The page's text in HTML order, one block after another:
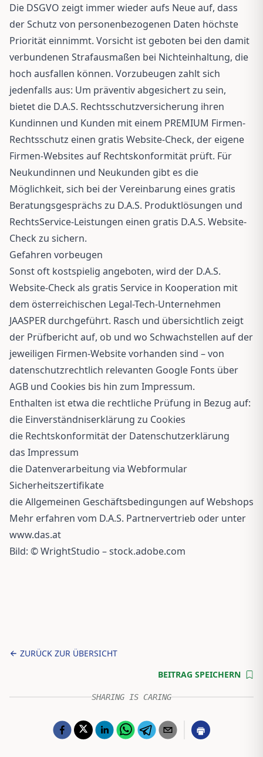
Die DSGVO zeigt immer wieder aufs Neue auf, dass
der Schutz von personenbezogenen Daten höchste
Priorität einnimmt. Vorsicht ist geboten bei den damit
verbundenen Strafausmaßen bei Nichteinhaltung, die
hoch ausfallen können. Vorzubeugen zahlt sich
jedenfalls aus: Um präventiv abgesichert zu sein,
bietet die D.A.S. Rechtsschutzversicherung ihren
Kundinnen und Kunden mit einem PREMIUM Firmen-
Rechtsschutz einen gratis Website-Check, der eigene
Firmen-Websites auf Rechtskonformität prüft. Für
Neukundinnen und Neukunden gibt es die
Möglichkeit, sich bei der Vereinbarung eines gratis
Beratungsgesprächs zu D.A.S. Produktlösungen und
RechtsService-Leistungen einen gratis D.A.S. Website-
Check zu sichern.
Gefahren vorbeugen
Sonst oft kostspielig angeboten, wird der D.A.S.
Website-Check als gratis Service in Kooperation mit
dem österreichischen Legal-Tech-Unternehmen
JAASPER durchgeführt. Rasch und übersichtlich zeigt
der Prüfbericht auf, ob und wo Schwachstellen auf der
jeweiligen Firmen-Website vorhanden sind – von
datenschutzrechtlich relevanten Google Fonts über
AGB und Cookies bis hin zum Impressum.
Enthalten ist etwa die rechtliche Prüfung in Bezug auf:
die Einverständniserklärung zu Cookies
die Rechtskonformität der Datenschutzerklärung
das Impressum
die Datenverarbeitung via Webformular
Sicherheitszertifikate
die Allgemeinen Geschäftsbedingungen auf Webshops
Mehr erfahren vom D.A.S. Partnervertrieb oder unter
www.das.at
Bild: © WrightStudio – stock.adobe.com
ZURÜCK ZUR ÜBERSICHT
BEITRAG SPEICHERN
SHARING IS CARING